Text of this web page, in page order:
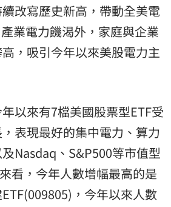
改寫歷史新高，帶動全美電
業電力饑渴外，家庭與企業
，吸引今年以來美股電力主
以來有7檔美國股票型ETF受
表現最好的集中電力、算力
Nasdaq、S&P500等市值型
看，今年人數增幅最高的是
，今年以來人數